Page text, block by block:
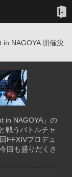
in NAGOYA 開催決
in NAGOYA」の
戦うバトルチャ
FFXIVプロデュ
回も盛りだくさ